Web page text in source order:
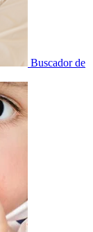
Buscador de